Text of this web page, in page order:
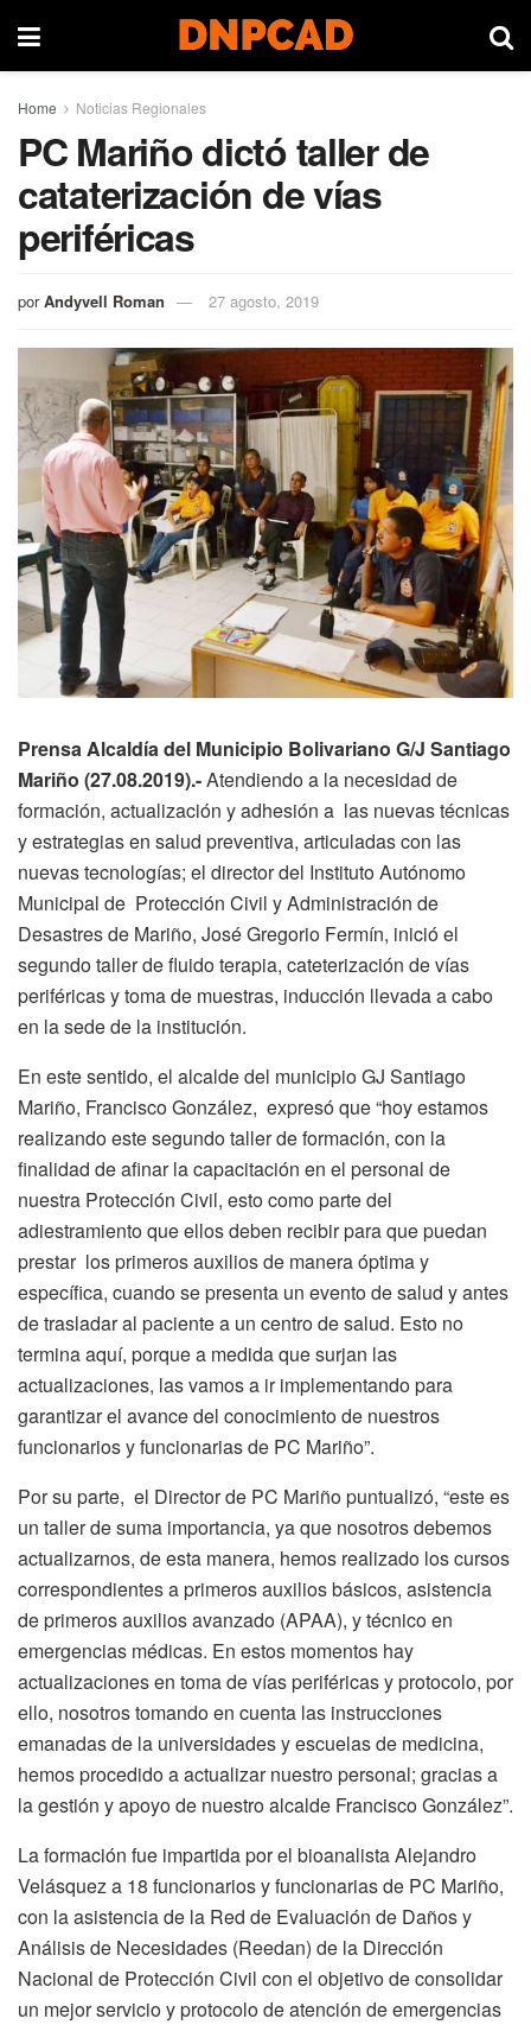
Home Noticias Regionales
PC Mariño dictó taller de
cataterización de vías
periféricas
por Andyvell Roman 27 agosto, 2019
Prensa Alcaldía del Municipio Bolivariano G/J Santiago
Mariño (27.08.2019).-Atendiendo a la necesidad de
formación, actualización y adhesión a las nuevas técnicas
y estrategias en salud preventiva, articuladas con las
nuevas tecnologías; el director del Instituto Autónomo
Municipal de Protección Civil y Administración de
Desastres de Mariño, José Gregorio Fermín, inició el
segundo taller de fluido terapia, cateterización de vías
periféricas y toma de muestras, inducción llevada a cabo
en la sede de la institución.
En este sentido, el alcalde del municipio GJ Santiago
Mariño, Francisco González, expresó que “hoy estamos
realizando este segundo taller de formación, con la
finalidad de afinar la capacitación en el personal de
nuestra Protección Civil, esto como parte del
adiestramiento que ellos deben recibir para que puedan
prestar los primeros auxilios de manera óptima y
específica, cuando se presenta un evento de salud y antes
de trasladar al paciente a un centro de salud. Esto no
termina aquí, porque a medida que surjan las
actualizaciones, las vamos a ir implementando para
garantizar el avance del conocimiento de nuestros
funcionarios y funcionarias de PC Mariño”.
Por su parte, el Director de PC Mariño puntualizó, “este es
un taller de suma importancia, ya que nosotros debemos
actualizarnos, de esta manera, hemos realizado los cursos
correspondientes a primeros auxilios básicos, asistencia
de primeros auxilios avanzado (APAA), y técnico en
emergencias médicas. En estos momentos hay
actualizaciones en toma de vías periféricas y protocolo, por
ello, nosotros tomando en cuenta las instrucciones
emanadas de la universidades y escuelas de medicina,
hemos procedido a actualizar nuestro personal; gracias a
la gestión y apoyo de nuestro alcalde Francisco González”.
La formación fue impartida por el bioanalista Alejandro
Velásquez a 18 funcionarios y funcionarias de PC Mariño,
con la asistencia de la Red de Evaluación de Daños y
Análisis de Necesidades (Reedan) de la Dirección
Nacional de Protección Civil con el objetivo de consolidar
un mejor servicio y protocolo de atención de emergencias